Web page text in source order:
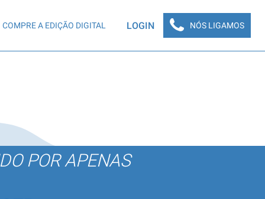
COMPRE A EDIÇÃO DIGITAL LOGIN NÓS LIGAMOS
POR APENAS